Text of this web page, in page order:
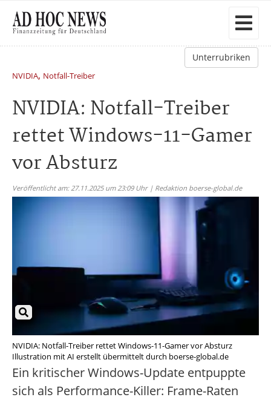
Unterrubriken
NVIDIA, Notfall-Treiber
NVIDIA: Notfall-Treiber
rettet Windows-11-Gamer
vor Absturz
Veröffentlicht am: 27.11.2025 um 23:09 Uhr | Redaktion boerse-global.de
NVIDIA: Notfall-Treiber rettet Windows-11-Gamer vor Absturz
Illustration mit AI erstellt übermittelt durch boerse-global.de
Ein kritischer Windows-Update entpuppte
sich als Performance-Killer: Frame-Raten